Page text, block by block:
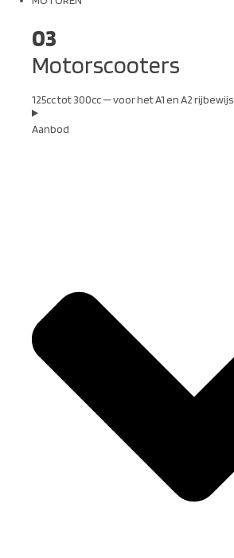
03
Motorscooters
125cc tot 300cc — voor het A1 en A2 rijbewijs.
Aanbod